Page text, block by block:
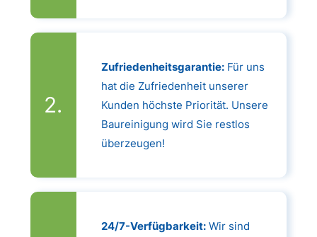
Zufriedenheitsgarantie:Für uns
hat die Zufriedenheit unserer
Kunden höchste Priorität. Unsere
Baureinigung wird Sie restlos
überzeugen!
24/7-Verfügbarkeit:Wir sind